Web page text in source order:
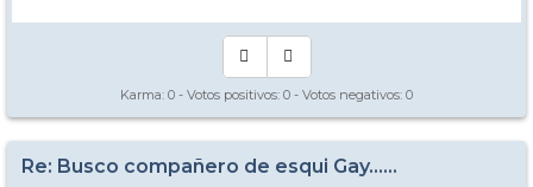
Karma: 0 - Votos positivos: 0 - Votos negativos: 0
Re: Busco compañero de esqui Gay......